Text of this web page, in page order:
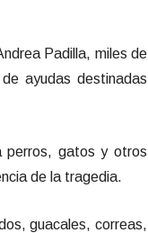
Padilla, miles de
ayudas destinadas
perros, gatos y otros
de la tragedia.
guacales, correas,